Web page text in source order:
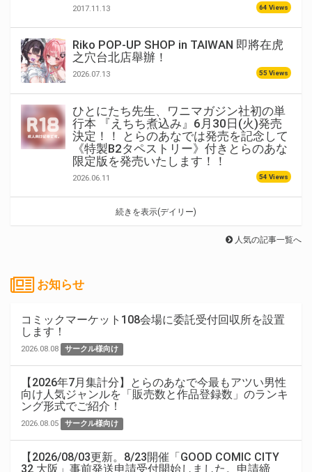
2017.11.13 64 Views
Riko POP-UP SHOP in TAIWAN 即將在虎
之穴台北店舉辦！
2026.07.13 55 Views
ひとにたち先生、ワニマガジン社初の単
行本 『えちち煮込み』6月30日(火)発売
決定！！ とらのあなでは発売を記念して
《特製B2タペストリー》付きとらのあな
限定版を発売いたします！！
2026.06.11 54 Views
続きを表示(デイリー)
人気の記事一覧へ
お知らせ
コミックマーケット108会場に委託受付回収所を設置
します！
2026.08.08 サークル様向け
【2026年7月集計分】とらのあなで今最もアツい男性
向け人気ジャンルを「販売数と作品登録数」のランキ
ング形式でご紹介！
2026.08.05 サークル様向け
【2026/08/03更新。8/23開催「GOOD COMIC CITY
32 大阪」事前発送申請受付開始しました。申請締